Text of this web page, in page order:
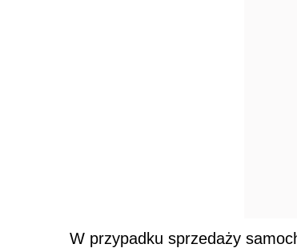
W przypadku sprzedaży